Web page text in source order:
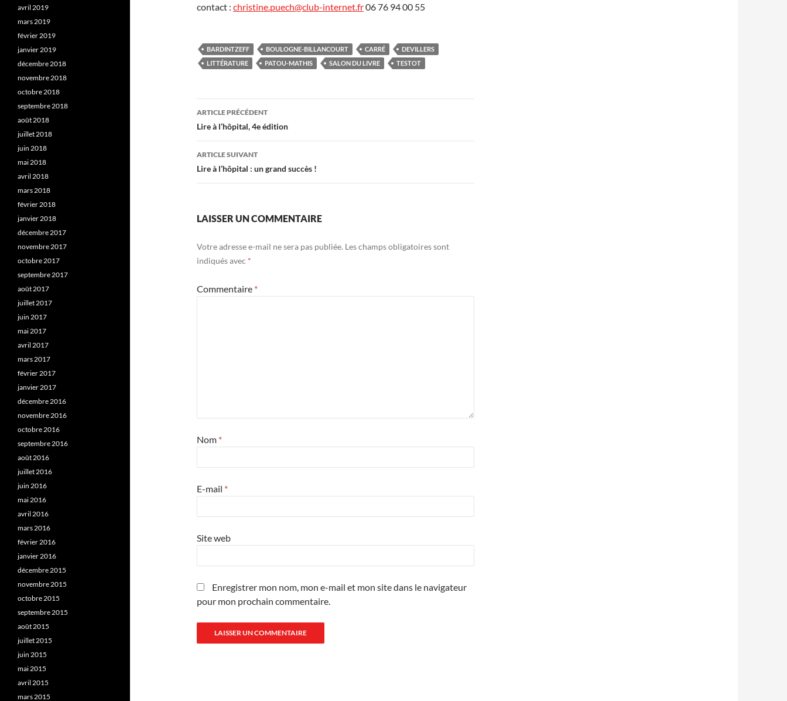
contact : christine.puech@club-internet.fr06 76 94 00 55
BARDINTZEFF BOULOGNE-BILLANCOURT CARRÉ
DEVILLERS
LITTÉRATURE
PATOU-MATHIS SALON DU LIVRE TESTOT
Navigation
des
articles
ARTICLE PRÉCÉDENT
Lire à l’hôpital, 4e édition
ARTICLE SUIVANT
Lire à l’hôpital : un grand succès !
LAISSER UN COMMENTAIRE
Votre adresse e-mail ne sera pas publiée. Les champs obligatoires sont
indiqués avec *
Commentaire *
Nom *
E-mail *
Site web
Enregistrer mon nom, mon e-mail et mon site dans le navigateur
pour mon prochain commentaire.
avril 2019
mars 2019
février 2019
janvier 2019
décembre 2018
novembre 2018
octobre 2018
septembre 2018
août 2018
juillet 2018
juin 2018
mai 2018
avril 2018
mars 2018
février 2018
janvier 2018
décembre 2017
novembre 2017
octobre 2017
septembre 2017
août 2017
juillet 2017
juin 2017
mai 2017
avril 2017
mars 2017
février 2017
janvier 2017
décembre 2016
novembre 2016
octobre 2016
septembre 2016
août 2016
juillet 2016
juin 2016
mai 2016
avril 2016
mars 2016
février 2016
janvier 2016
décembre 2015
novembre 2015
octobre 2015
septembre 2015
août 2015
juillet 2015
juin 2015
mai 2015
avril 2015
mars 2015